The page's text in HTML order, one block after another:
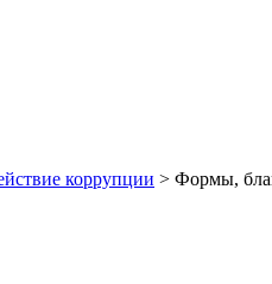
коррупции > Формы,